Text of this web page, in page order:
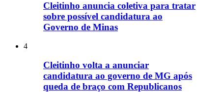
Cleitinho anuncia coletiva para tratar
sobre possível candidatura ao
Governo de Minas
4
Cleitinho volta a anunciar
candidatura ao governo de MG após
queda de braço com Republicanos